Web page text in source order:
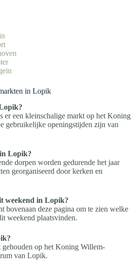
in Lopik
er een kleinschalige markt op het Koning
gebruikelijke openingstijden zijn van
Lopik?
dorpen worden gedurende het jaar
georganiseerd door kerken en
weekend in Lopik?
bovenaan deze pagina om te zien welke
weekend plaatsvinden.
op het Koning Willem-
van Lopik.